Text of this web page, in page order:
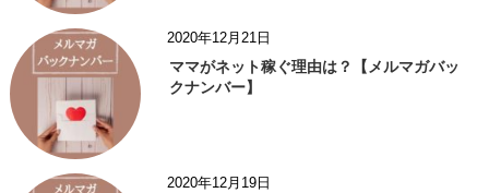
2020年12月21日
ママがネット稼ぐ理由は？【メルマガバッ
クナンバー】
2020年12月19日